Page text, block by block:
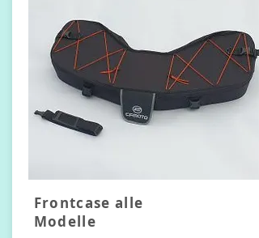
Frontcase alle
Modelle